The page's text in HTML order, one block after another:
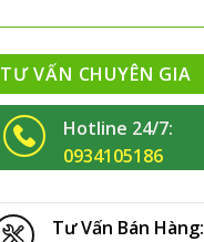
TƯ VẤN CHUYÊN GIA
Hotline 24/7:
0934105186
Tư Vấn Bán Hàng: